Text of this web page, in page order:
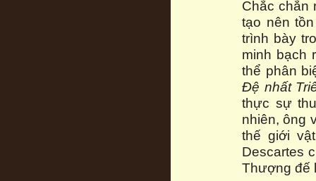
Chắc chắn
tạo nên
trình bày
minh bạch
thể phân
Đệ nhất
thực sự
nhiên, ông
thế giới
Descartes
Thượng đế